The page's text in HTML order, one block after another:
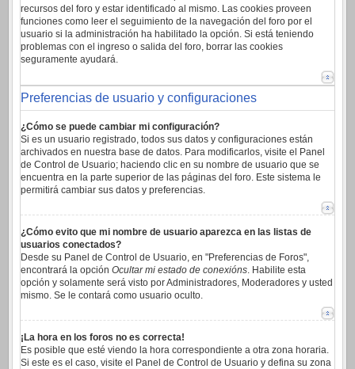
recursos del foro y estar identificado al mismo. Las cookies proveen
funciones como leer el seguimiento de la navegación del foro por el
usuario si la administración ha habilitado la opción. Si está teniendo
problemas con el ingreso o salida del foro, borrar las cookies
seguramente ayudará.
Preferencias de usuario y configuraciones
¿Cómo se puede cambiar mi configuración?
Si es un usuario registrado, todos sus datos y configuraciones están
archivados en nuestra base de datos. Para modificarlos, visite el Panel
de Control de Usuario; haciendo clic en su nombre de usuario que se
encuentra en la parte superior de las páginas del foro. Este sistema le
permitirá cambiar sus datos y preferencias.
¿Cómo evito que mi nombre de usuario aparezca en las listas de
usuarios conectados?
Desde su Panel de Control de Usuario, en "Preferencias de Foros",
encontrará la opción Ocultar mi estado de conexións. Habilite esta
opción y solamente será visto por Administradores, Moderadores y usted
mismo. Se le contará como usuario oculto.
¡La hora en los foros no es correcta!
Es posible que esté viendo la hora correspondiente a otra zona horaria.
Si este es el caso, visite el Panel de Control de Usuario y defina su zona